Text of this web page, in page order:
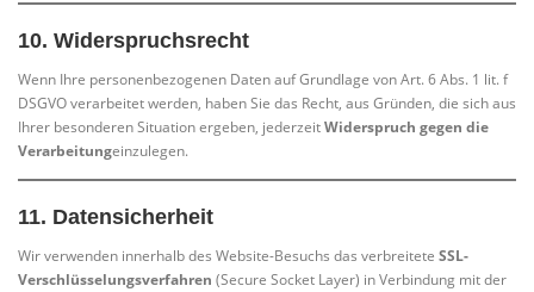
10. Widerspruchsrecht
Wenn Ihre personenbezogenen Daten auf Grundlage von Art. 6 Abs. 1 lit. f
DSGVO verarbeitet werden, haben Sie das Recht, aus Gründen, die sich aus
Ihrer besonderen Situation ergeben, jederzeitWiderspruch gegen die
Verarbeitungeinzulegen.
11. Datensicherheit
Wir verwenden innerhalb des Website-Besuchs das verbreitete SSL-
Verschlüsselungsverfahren (Secure Socket Layer) in Verbindung mit der